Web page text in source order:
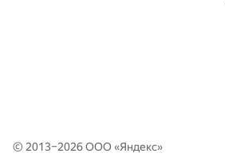
© 2013–2026 ООО «Яндекс»